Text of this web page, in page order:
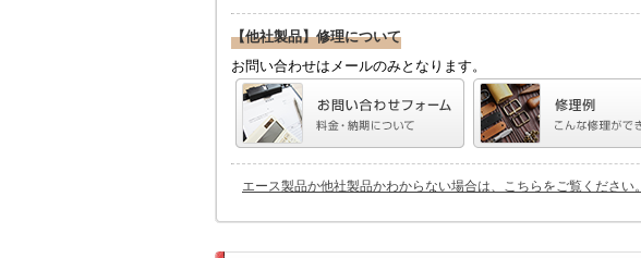
【他社製品】修理について
お問い合わせはメールのみとなります。
エース製品か他社製品かわからない場合は、こちらをご覧ください。